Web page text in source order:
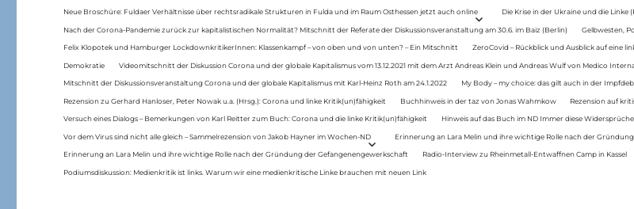
Neue Broschüre: Fuldaer Verhältnisse über rechtsradikale Strukturen in Fulda und im Raum Osthessen jetzt auch online Die Krise in der Ukraine und die Linke
Nach der Corona-Pandemie zurück zur kapitalistischen Normalität? Mitschnitt der Referate der Diskussionsveranstaltung am 30.6. im Baiz (Berlin) Gelbwesten,
Felix Klopotek und Hamburger LockdownkritikerInnen: Klassenkampf – von oben und von unten? – Ein Mitschnitt ZeroCovid – Rückblick und Ausblick auf eine
Demokratie Videomitschnitt der Diskussion Corona und der globale Kapitalismus vom 13.12.2021 mit dem Arzt Andreas Klein und Andreas Wulf von Medico
Mitschnitt der Diskussionsveranstaltung Corona und der globale Kapitalismus mit Karl-Heinz Roth am 24.1.2022 My Body – my choice: das gilt auch in der
Rezension zu Gerhard Hanloser, Peter Nowak u.a. (Hrsg.): Corona und linke Kritik(un)fähigkeit Buchhinweis in der taz von Jonas Wahmkow Rezension auf
Versuch eines Dialogs – Bemerkungen von Karl Reitter zum Buch: Corona und die linke Kritik(un)fähigkeit Hinweis auf das Buch im ND Immer diese
Vor dem Virus sind nicht alle gleich – Sammelrezension von Jakob Hayner im Wochen-ND Erinnerung an Lara Melin und ihre wichtige Rolle nach der
Erinnerung an Lara Melin und ihre wichtige Rolle nach der Gründung der Gefangenengewerkschaft Radio-Interview zu Rheinmetall-Entwaffnen Camp in Kassel
Podiumsdiskussion: Medienkritik ist links. Warum wir eine medienkritische Linke brauchen mit neuen Link